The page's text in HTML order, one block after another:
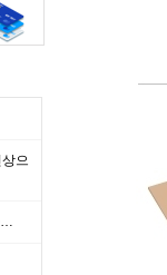
으
…